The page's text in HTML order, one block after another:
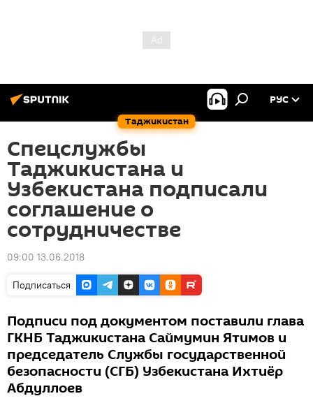
Таджикистан
РУС
Спецслужбы
Таджикистана и
Узбекистана подписали
соглашение о
сотрудничестве
09:00 13.06.2018
Подписаться
Подписи под документом поставили глава
ГКНБ Таджикистана Саймумин Ятимов и
председатель Службы государственной
безопасности (СГБ) Узбекистана Ихтиёр
Абдуллоев